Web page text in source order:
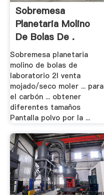
Sobremesa
Planetaria Molino
De Bolas De .
Sobremesa planetaria
molino de bolas de
laboratorio 2l venta
mojado/seco moler ... para
el carbón ... obtener
diferentes tamaños
Pantalla polvo por la ...